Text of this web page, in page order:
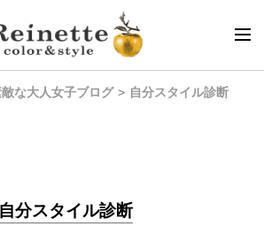
敵な大人女子ブログ 自分スタイル診断
自分スタイル診断